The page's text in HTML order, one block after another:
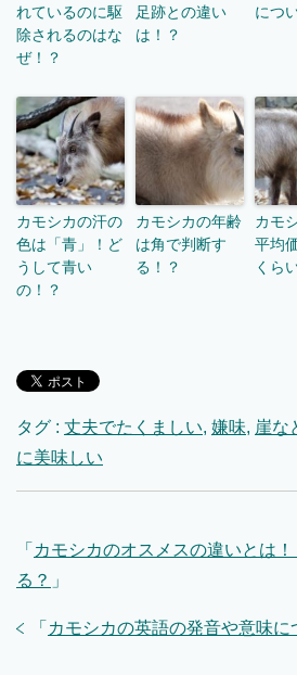
れているのに駆
除されるのはな
ぜ！？
足跡との違い
は！？
につ
カモシカの汗の
色は「青」！ど
うして青い
の！？
カモシカの年齢
は角で判断す
る！？
カモ
平均
くら
タグ : 丈夫でたくましい, 嫌味, 崖な
に美味しい
「 カモシカのオスメスの違いとは
る？ 」
「 カモシカの英語の発音や意味に